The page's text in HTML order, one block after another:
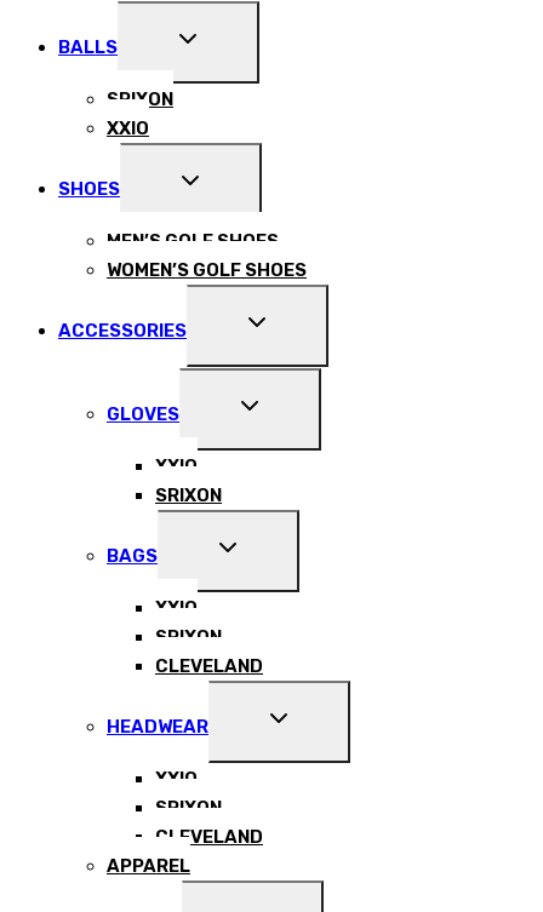
BALLS
EXPAND
MENU
SRIXON
XXIO
SHOES
EXPAND
MENU
MEN’S GOLF SHOES
WOMEN’S GOLF SHOES
ACCESSORIES
EXPAND
MENU
GLOVES
EXPAND
MENU
XXIO
SRIXON
BAGS
EXPAND
MENU
XXIO
SRIXON
CLEVELAND
HEADWEAR
EXPAND
MENU
XXIO
SRIXON
CLEVELAND
APPAREL